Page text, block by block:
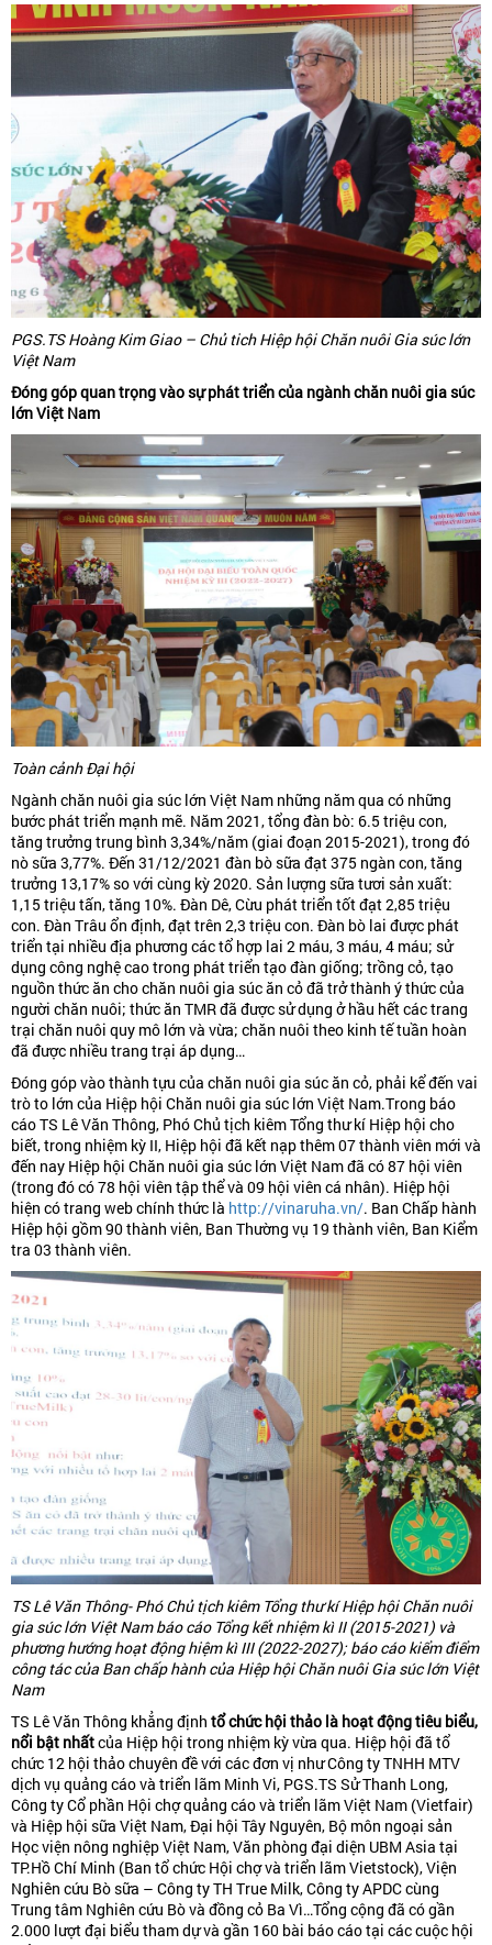
PGS.TS Hoàng Kim Giao – Chủ tich Hiệp hội Chăn nuôi Gia súc lớn
Việt Nam
Đóng góp quan trọng vào sự phát triển của ngành chăn nuôi gia súc
lớn Việt Nam
Toàn cảnh Đại hội
Ngành chăn nuôi gia súc lớn Việt Nam những năm qua có những
bước phát triển mạnh mẽ. Năm 2021, tổng đàn bò: 6.5 triệu con,
tăng trưởng trung bình 3,34%/năm (giai đoạn 2015-2021), trong đó
nò sữa 3,77%. Đến 31/12/2021 đàn bò sữa đạt 375 ngàn con, tăng
trưởng 13,17% so với cùng kỳ 2020. Sản lượng sữa tươi sản xuất:
1,15 triệu tấn, tăng 10%. Đàn Dê, Cừu phát triển tốt đạt 2,85 triệu
con. Đàn Trâu ổn định, đạt trên 2,3 triệu con. Đàn bò lai được phát
triển tại nhiều địa phương các tổ hợp lai 2 máu, 3 máu, 4 máu; sử
dụng công nghệ cao trong phát triển tạo đàn giống; trồng cỏ, tạo
nguồn thức ăn cho chăn nuôi gia súc ăn cỏ đã trở thành ý thức của
người chăn nuôi; thức ăn TMR đã được sử dụng ở hầu hết các trang
trại chăn nuôi quy mô lớn và vừa; chăn nuôi theo kinh tế tuần hoàn
đã được nhiều trang trại áp dụng…
Đóng góp vào thành tựu của chăn nuôi gia súc ăn cỏ, phải kể đến vai
trò to lớn của Hiệp hội Chăn nuôi gia súc lớn Việt Nam.Trong báo
cáo TS Lê Văn Thông, Phó Chủ tịch kiêm Tổng thư kí Hiệp hội cho
biết, trong nhiệm kỳ II, Hiệp hội đã kết nạp thêm 07 thành viên mới và
đến nay Hiệp hội Chăn nuôi gia súc lớn Việt Nam đã có 87 hội viên
(trong đó có 78 hội viên tập thể và 09 hội viên cá nhân). Hiệp hội
hiện có trang web chính thức là http://vinaruha.vn/. Ban Chấp hành
Hiệp hội gồm 90 thành viên, Ban Thường vụ 19 thành viên, Ban Kiểm
tra 03 thành viên.
TS Lê Văn Thông- Phó Chủ tịch kiêm Tổng thư kí Hiệp hội Chăn nuôi
gia súc lớn Việt Nam báo cáo Tổng kết nhiệm kì II (2015-2021) và
phương hướng hoạt động hiệm kì III (2022-2027); báo cáo kiểm điểm
công tác của Ban chấp hành của Hiệp hội Chăn nuôi Gia súc lớn Việt
Nam
TS Lê Văn Thông khẳng định tổ chức hội thảo là hoạt động tiêu biểu,
nổi bật nhấtcủa Hiệp hội trong nhiệm kỳ vừa qua. Hiệp hội đã tổ
chức 12 hội thảo chuyên đề với các đơn vị như Công ty TNHH MTV
dịch vụ quảng cáo và triển lãm Minh Vi, PGS.TS Sử Thanh Long,
Công ty Cổ phần Hội chợ quảng cáo và triển lãm Việt Nam (Vietfair)
và Hiệp hội sữa Việt Nam, Đại hội Tây Nguyên, Bộ môn ngoại sản
Học viện nông nghiệp Việt Nam, Văn phòng đại diện UBM Asia tại
TP.Hồ Chí Minh (Ban tổ chức Hội chợ và triển lãm Vietstock), Viện
Nghiên cứu Bò sữa – Công ty TH True Milk, Công ty APDC cùng
Trung tâm Nghiên cứu Bò và đồng cỏ Ba Vì…Tổng cộng đã có gần
2.000 lượt đại biểu tham dự và gần 160 bài báo cáo tại các cuộc hội